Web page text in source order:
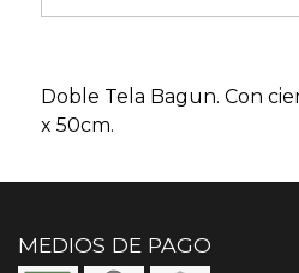
Doble Tela Bagun. Con
x 50cm.
MEDIOS DE PAGO